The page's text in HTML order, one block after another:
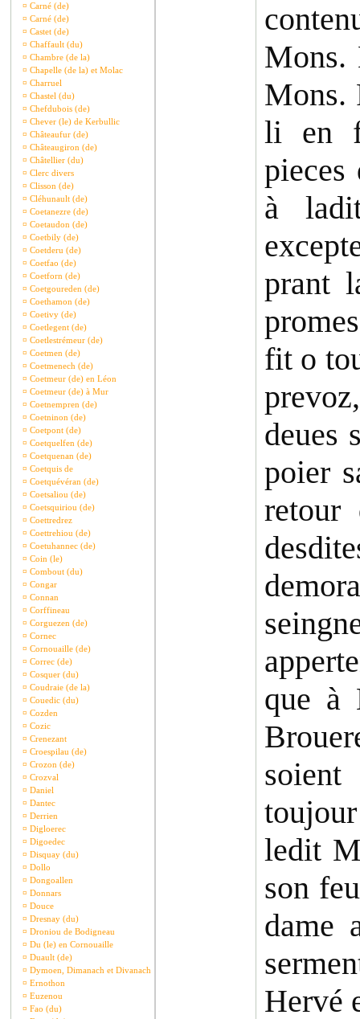
¤ Carné (de)
¤ Carné (de)
¤ Castet (de)
¤ Chaffault (du)
¤ Chambre (de la)
¤ Chapelle (de la) et Molac
¤ Charruel
¤ Chastel (du)
¤ Chefdubois (de)
¤ Chever (le) de Kerbullic
¤ Châteaufur (de)
¤ Châteaugiron (de)
¤ Châtellier (du)
¤ Clerc divers
¤ Clisson (de)
¤ Cléhunault (de)
¤ Coetanezre (de)
¤ Coetaudon (de)
¤ Coetbily (de)
¤ Coetderu (de)
¤ Coetfao (de)
¤ Coetforn (de)
¤ Coetgoureden (de)
¤ Coethamon (de)
¤ Coetivy (de)
¤ Coetlegent (de)
¤ Coetlestrémeur (de)
¤ Coetmen (de)
¤ Coetmenech (de)
¤ Coetmeur (de) en Léon
¤ Coetmeur (de) à Mur
¤ Coetnempren (de)
¤ Coetninon (de)
¤ Coetpont (de)
¤ Coetquelfen (de)
¤ Coetquenan (de)
¤ Coetquis de
¤ Coetquévéran (de)
¤ Coetsaliou (de)
¤ Coetsquiriou (de)
¤ Coettredrez
¤ Coettrehiou (de)
¤ Coetuhannec (de)
¤ Coin (le)
¤ Combout (du)
¤ Congar
¤ Connan
¤ Corffineau
¤ Corguezen (de)
¤ Cornec
¤ Cornouaille (de)
¤ Correc (de)
¤ Cosquer (du)
¤ Coudraie (de la)
¤ Couedic (du)
¤ Cozden
¤ Cozic
¤ Crenezant
¤ Croespilau (de)
¤ Crozon (de)
¤ Crozval
¤ Daniel
¤ Dantec
¤ Derrien
¤ Digloerec
¤ Digoedec
¤ Disquay (du)
¤ Dollo
¤ Dongoallen
¤ Donnars
¤ Douce
¤ Dresnay (du)
¤ Droniou de Bodigneau
¤ Du (le) en Cornouaille
¤ Duault (de)
¤ Dymoen, Dimanach et Divanach
¤ Ernothon
¤ Euzenou
¤ Fao (du)
Mons.
Mons.
li en
pieces
à
prant
fit o
deues
poier
retour
que à
ledit
son
dame
Hervé